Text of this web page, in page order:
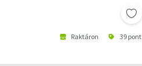
Raktáron 39 pont